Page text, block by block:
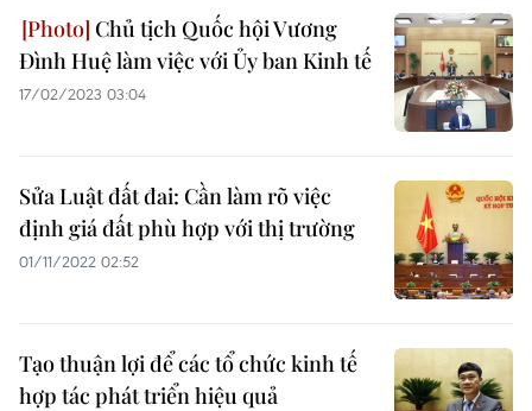
Chủ tịch Quốc hội Vương
Đình Huệ làm việc với Ủy ban Kinh tế
17/02/2023 03:04
Sửa Luật đất đai: Cần làm rõ việc
định giá đất phù hợp với thị trường
01/11/2022 02:52
Tạo thuận lợi để các tổ chức kinh tế
hợp tác phát triển hiệu quả